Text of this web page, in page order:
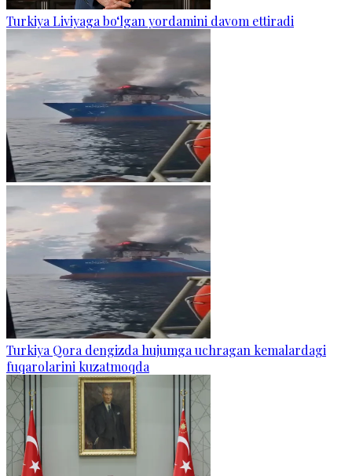
Turkiya Liviyaga bo‘lgan yordamini davom ettiradi
Turkiya Qora dengizda hujumga uchragan kemalardagi
fuqarolarini kuzatmoqda